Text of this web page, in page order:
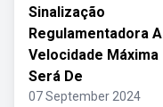
Sinalização
Regulamentadora A
Velocidade Máxima
Será De
07 September 2024